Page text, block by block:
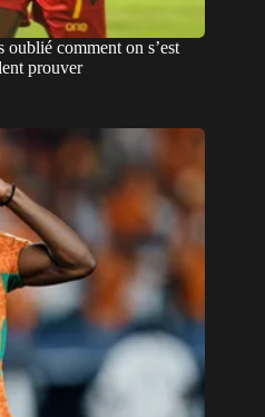
comment on s’est
prouver